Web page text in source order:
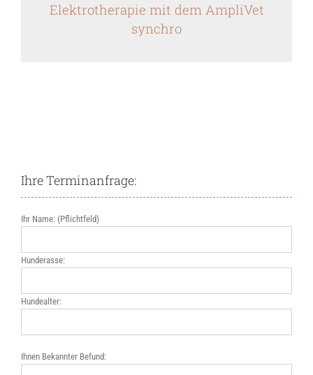
Elektrotherapie mit dem AmpliVet
synchro
Ihre Terminanfrage:
Ihr Name: (Pflichtfeld)
Hunderasse:
Hundealter:
Ihnen Bekannter Befund: